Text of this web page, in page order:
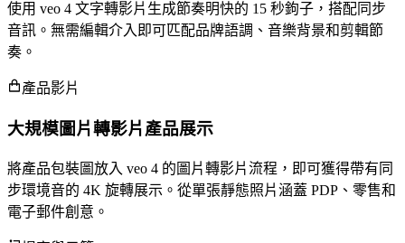
使用 veo 4 文字轉影片生成節奏明快的 15 秒鉤子，搭配同步
音訊。無需編輯介入即可匹配品牌語調、音樂背景和剪輯節
奏。
產品影片
大規模圖片轉影片產品展示
將產品包裝圖放入 veo 4 的圖片轉影片流程，即可獲得帶有同
步環境音的 4K 旋轉展示。從單張靜態照片涵蓋 PDP、零售和
電子郵件創意。